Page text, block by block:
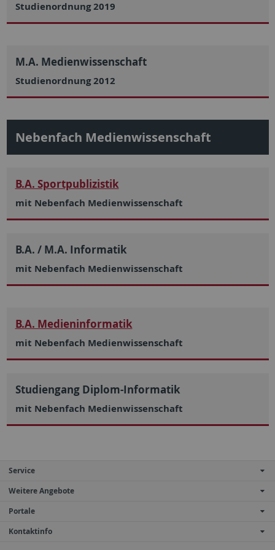
Studienordnung 2019
M.A. Medienwissenschaft
Studienordnung 2012
Nebenfach Medienwissenschaft
B.A. Sportpublizistik
mit Nebenfach Medienwissenschaft
B.A. / M.A. Informatik
mit Nebenfach Medienwissenschaft
B.A. Medieninformatik
mit Nebenfach Medienwissenschaft
Studiengang Diplom-Informatik
mit Nebenfach Medienwissenschaft
Service
Weitere Angebote
Portale
Kontaktinfo